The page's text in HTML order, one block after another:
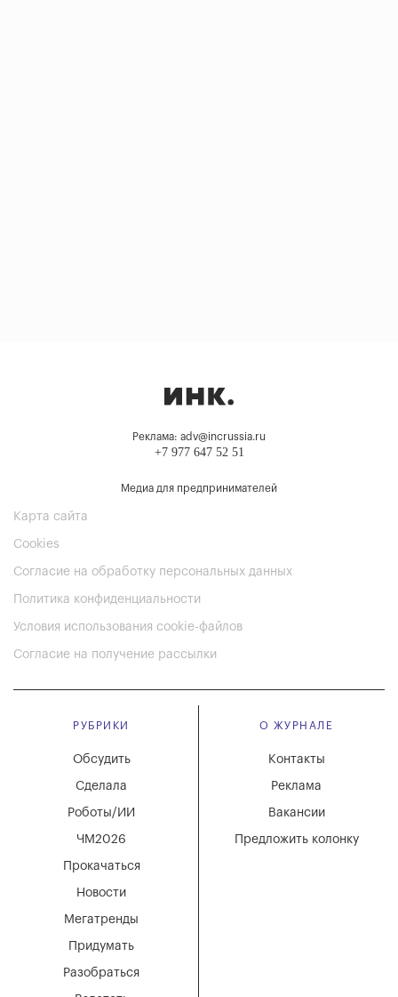
Реклама: adv@incrussia.ru
+7 977 647 52 51
Медиа для предпринимателей
Карта сайта
Cookies
Согласие на обработку персональных данных
Политика конфиденциальности
Условия использования cookie-файлов
Согласие на получение рассылки
РУБРИКИ
Мегатренды
Придумать
Разобраться
Новости
Обсудить
Сделала
Роботы/ИИ
ЧМ2026
Прокачаться
О ЖУРНАЛЕ
Вакансии
Реклама
Контакты
Предложить колонку